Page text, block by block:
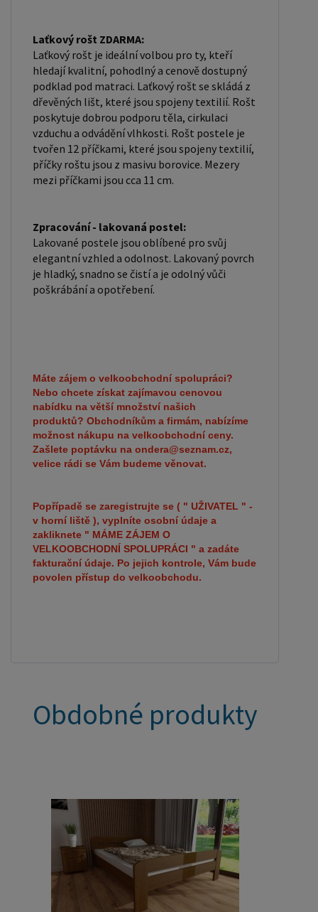
Laťkový rošt ZDARMA:
Laťkový rošt je ideální volbou pro ty, kteří
hledají kvalitní, pohodlný a cenově dostupný
podklad pod matraci. Laťkový rošt se skládá z
dřevěných lišt, které jsou spojeny textilií. Rošt
poskytuje dobrou podporu těla, cirkulaci
vzduchu a odvádění vlhkosti. Rošt postele je
tvořen 12 příčkami, které jsou spojeny textilií,
příčky roštu jsou z masivu borovice. Mezery
mezi příčkami jsou cca 11 cm.
Zpracování - lakovaná postel:
Lakované postele jsou oblíbené pro svůj
elegantní vzhled a odolnost. Lakovaný povrch
je hladký, snadno se čistí a je odolný vůči
poškrábání a opotřebení.
Máte zájem o velkoobchodní spolupráci?
Nebo chcete získat zajímavou cenovou
nabídku na větší množství našich
produktů? Obchodníkům a firmám, nabízíme
možnost nákupu na velkoobchodní ceny.
Zašlete poptávku na ondera@seznam.cz,
velice rádi se Vám budeme věnovat.
Popřípadě se zaregistrujte se ( " UŽIVATEL " -
v horní liště ), vyplníte osobní údaje a
zakliknete " MÁME ZÁJEM O
VELKOOBCHODNÍ SPOLUPRÁCI " a zadáte
fakturační údaje. Po jejich kontrole, Vám bude
povolen přístup do velkoobchodu.
Obdobné produkty